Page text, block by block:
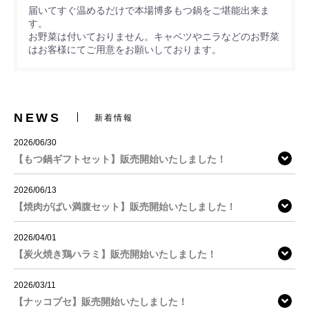
届いてすぐ温めるだけで本場博多もつ鍋をご堪能出来ま
す。
お野菜は付いておりません。キャベツやニラなどのお野菜
はお客様にてご用意をお願いしております。
NEWS 新着情報
2026/06/30
【もつ鍋ギフトセット】販売開始いたしました！
2026/06/13
【焼肉がばい満腹セット】販売開始いたしました！
2026/04/01
【炭火焼き鶏ハラミ】販売開始いたしました！
2026/03/11
【ナッコプセ】販売開始いたしました！